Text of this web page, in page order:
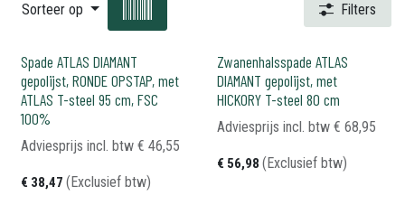
Sorteer op Filters
Spade ATLAS DIAMANT
gepolijst, RONDE OPSTAP, met
ATLAS T-steel 95 cm, FSC
100%
€ 38,47 (Exclusief btw)
Adviesprijs incl. btw € 46,55
Zwanenhalsspade ATLAS
DIAMANT gepolijst, met
HICKORY T-steel 80 cm
€ 56,98 (Exclusief btw)
Adviesprijs incl. btw € 68,95